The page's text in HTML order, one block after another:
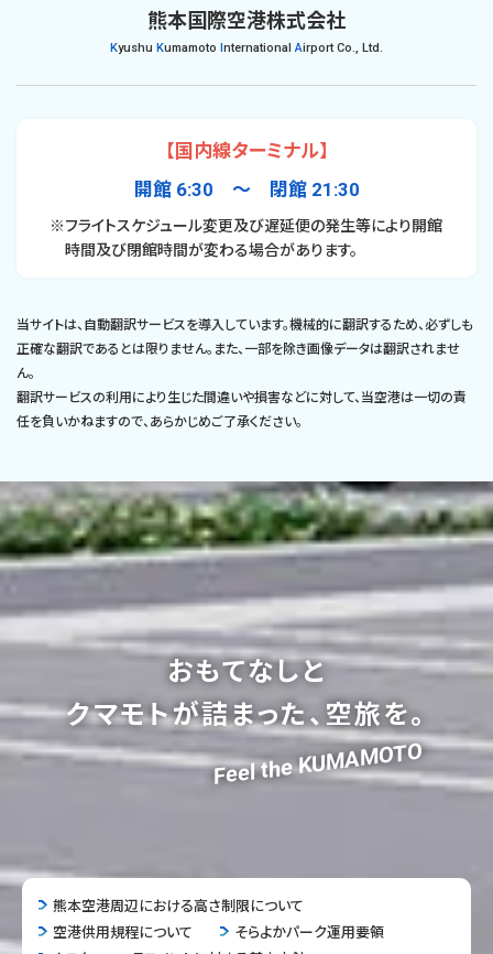
熊本国際空港株式会社
Kyushu Kumamoto nternationalAirport Co., Ltd.
【国内線ターミナル】
開館 6:30 〜 閉館 21:30
※フライトスケジュール変更及び遅延便の発生等により開館
時間及び閉館時間が変わる場合があります。
当サイトは、自動翻訳サービスを導入しています。機械的に翻訳するため、必ずしも
正確な翻訳であるとは限りません。また、一部を除き画像データは翻訳されませ
ん。
翻訳サービスの利用により生じた間違いや損害などに対して、当空港は一切の責
任を負いかねますので、あらかじめご了承ください。
おもてなしと
クマモトが詰まった、空旅を。
Feel the KUMAMOTO
熊本空港周辺における高さ制限について
空港供用規程について
そらよかパーク運用要領